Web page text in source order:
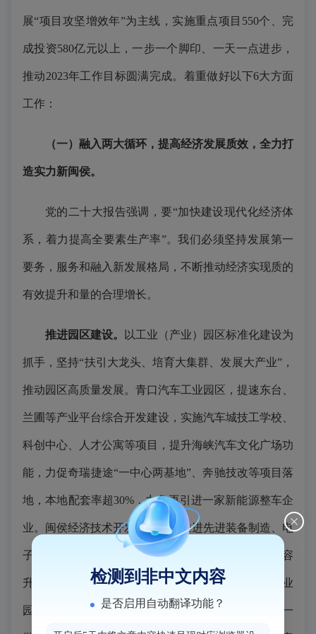
展“项目攻坚增效年”为主线，实施重点项目550个、完
成投资580亿元以上，一步一个脚印、一天一点进步，
推动2023年工作目标圆满完成。着重做好以下6大方面
工作：
（一）融入两大循环，提高经济发展质效 ， 全力打
造实力新闽侯。
党的二十大报告强调，要“加快建设现代化经济体
系，着力提高全要素生产率”。我们必须坚持发展第一
要务，服务和融入新发展格局，不断推动经济实现质的
有效提升和量的合理增长。
推进园区建设。 以工业（产业）园区标准化建设为
抓手，坚持“扶引大龙头、培育大集群、发展大产业”，
推动园区高质量发展。青口汽车工业园区，提速东台、
兰圃等产业平台综合开发建设，实施汽车城技工学校、
科创中心、人才公寓等项目，提升海峡汽车文化广场功
能，力促奇瑞捷途“一中心两基地”、奔驰技改等项目落
地，本地配套率超30%，力争再引进一家新能源整车企
业。闽侯经济技术开发区，重点推进先进装备制造、电
子信息产业发展，支持通产光电、东亚环保等企业扩容
升级，加快园区三期开发建设。推动鸿尾高端建材产业
园建设形成规模，提升白沙、竹岐工业园，谋划新建一
检测到非中文内容
是否启用自动翻译功能？